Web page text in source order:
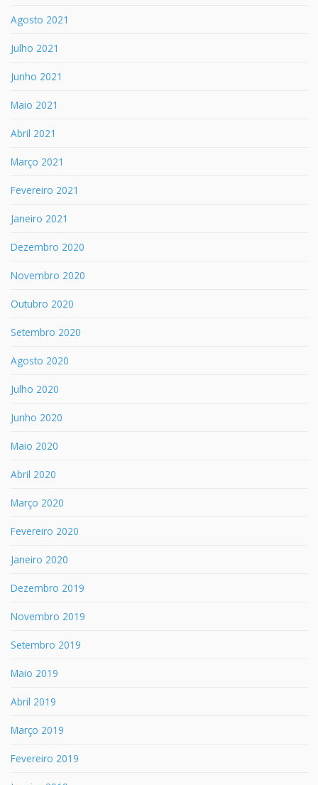
Agosto 2021
Julho 2021
Junho 2021
Maio 2021
Abril 2021
Março 2021
Fevereiro 2021
Janeiro 2021
Dezembro 2020
Novembro 2020
Outubro 2020
Setembro 2020
Agosto 2020
Julho 2020
Junho 2020
Maio 2020
Abril 2020
Março 2020
Fevereiro 2020
Janeiro 2020
Dezembro 2019
Novembro 2019
Setembro 2019
Maio 2019
Abril 2019
Março 2019
Fevereiro 2019